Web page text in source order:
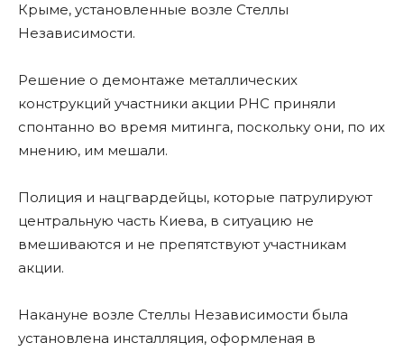
Крыме, установленные возле Стеллы
Независимости.
Решение о демонтаже металлических
конструкций участники акции РНС приняли
спонтанно во время митинга, поскольку они, по их
мнению, им мешали.
Полиция и нацгвардейцы, которые патрулируют
центральную часть Киева, в ситуацию не
вмешиваются и не препятствуют участникам
акции.
Накануне возле Стеллы Независимости была
установлена инсталляция, оформленая в